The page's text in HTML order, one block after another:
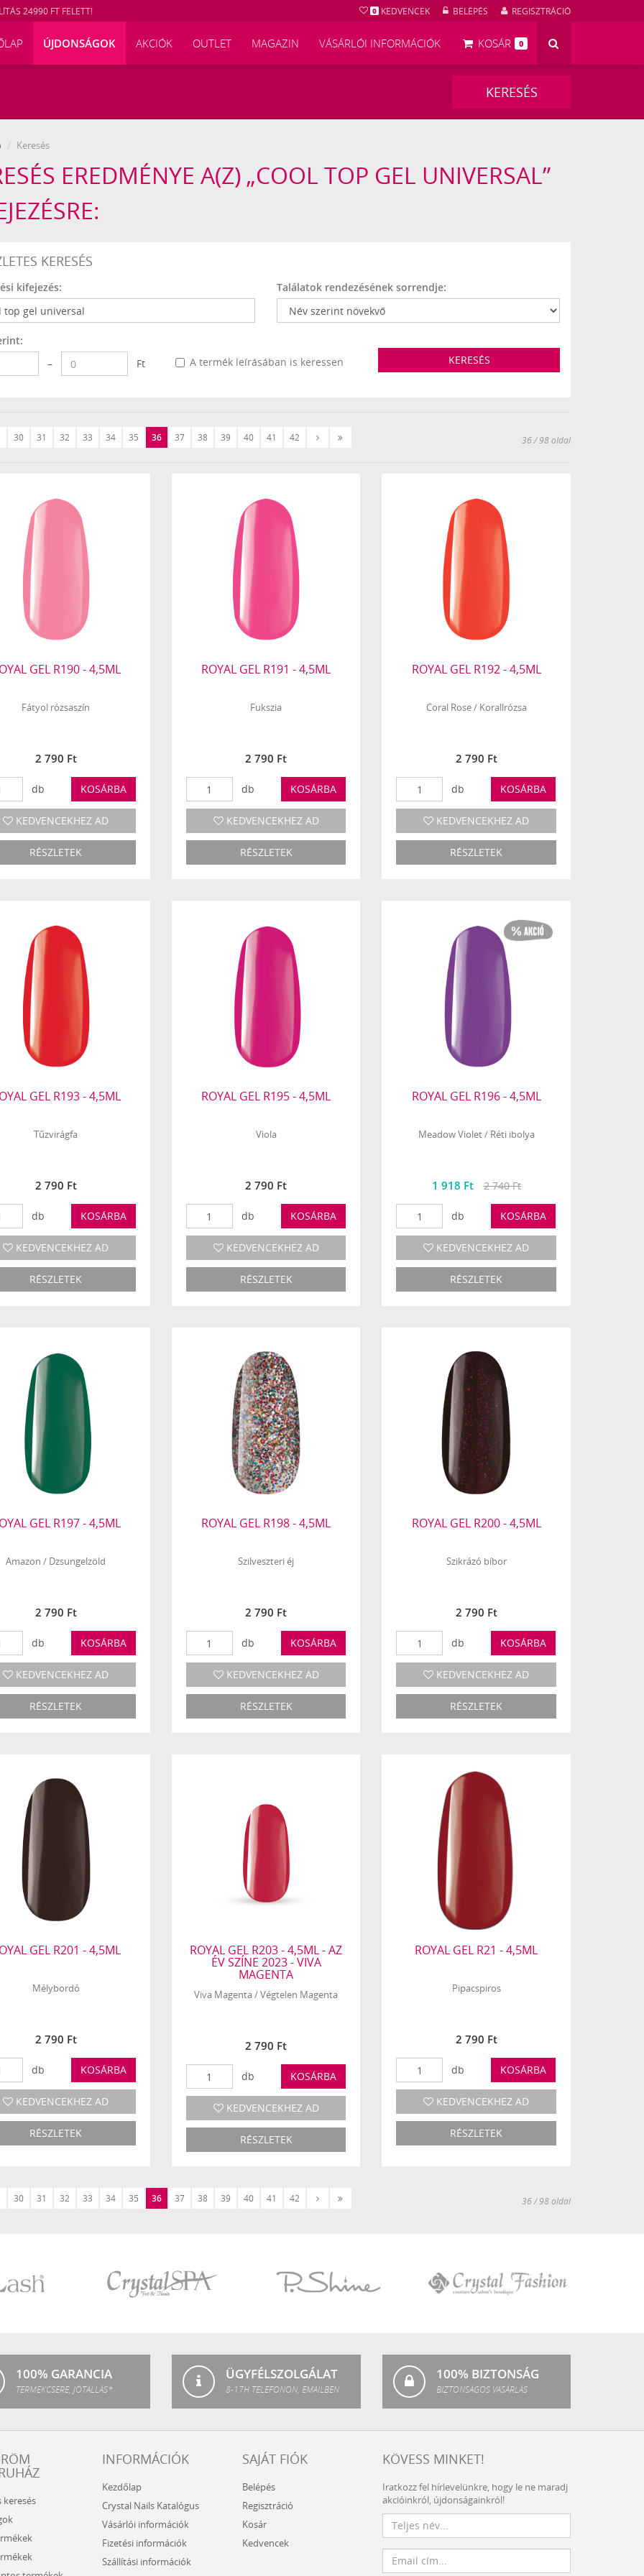
24990 FT FELETT! 0 KEDVENCEK BELÉPÉS REGISZTRÁCIÓ
ÚJDONSÁGOK AKCIÓK OUTLET MAGAZIN VÁSÁRLÓI INFORMÁCIÓK KOSÁR 0
KERESÉS
Keresés
EREDMÉNYE A(Z) „COOL TOP GEL UNIVERSAL”
KERESÉS
kifejezés: Találatok rendezésének sorrendje:
–
Ft A termék leírásában is keressen KERESÉS
30 31 32 33 34 35 36 37 38 39 40 41 42
KövetkezőUtolsó
36 / 98 oldal
GEL R190 - 4,5ML
Fátyol rózsaszín
2 790 Ft
db KOSÁRBA
KEDVENCEKHEZ AD
RÉSZLETEK
ROYAL GEL R191 - 4,5ML
Fukszia
2 790 Ft
db KOSÁRBA
KEDVENCEKHEZ AD
RÉSZLETEK
ROYAL GEL R192 - 4,5ML
Coral Rose / Korallrózsa
2 790 Ft
db KOSÁRBA
KEDVENCEKHEZ AD
RÉSZLETEK
GEL R193 - 4,5ML
Tűzvirágfa
2 790 Ft
db KOSÁRBA
KEDVENCEKHEZ AD
RÉSZLETEK
ROYAL GEL R195 - 4,5ML
Viola
2 790 Ft
db KOSÁRBA
KEDVENCEKHEZ AD
RÉSZLETEK
ROYAL GEL R196 - 4,5ML
Meadow Violet / Réti ibolya
1 918 Ft 2 740 Ft
db KOSÁRBA
KEDVENCEKHEZ AD
RÉSZLETEK
GEL R197 - 4,5ML
Amazon / Dzsungelzöld
2 790 Ft
db KOSÁRBA
KEDVENCEKHEZ AD
RÉSZLETEK
ROYAL GEL R198 - 4,5ML
Szilveszteri éj
2 790 Ft
db KOSÁRBA
KEDVENCEKHEZ AD
RÉSZLETEK
ROYAL GEL R200 - 4,5ML
Szikrázó bíbor
2 790 Ft
db KOSÁRBA
KEDVENCEKHEZ AD
RÉSZLETEK
GEL R201 - 4,5ML
Mélybordó
2 790 Ft
db KOSÁRBA
KEDVENCEKHEZ AD
RÉSZLETEK
ROYAL GEL R203 - 4,5ML - AZ
ÉV SZÍNE 2023 - VIVA
MAGENTA
Viva Magenta / Végtelen Magenta
2 790 Ft
db KOSÁRBA
KEDVENCEKHEZ AD
RÉSZLETEK
ROYAL GEL R21 - 4,5ML
Pipacspiros
2 790 Ft
db KOSÁRBA
KEDVENCEKHEZ AD
RÉSZLETEK
30 31 32 33 34 35 36 37 38 39 40 41 42
KövetkezőUtolsó
36 / 98 oldal
100% GARANCIA
TERMÉKCSERE, JÓTÁLLÁS*
ÜGYFÉLSZOLGÁLAT
8-17H TELEFONON, EMAILBEN
100% BIZTONSÁG
BIZTONSÁGOS VÁSÁRLÁS
keresés
INFORMÁCIÓK
Kezdőlap
Crystal Nails Katalógus
Vásárlói információk
Fizetési információk
Szállítási információk
SAJÁT FIÓK
Belépés
Regisztráció
Kosár
Kedvencek
KÖVESS MINKET!
Iratkozz fel hírlevelünkre, hogy le ne maradj
akcióinkról, újdonságainkról!